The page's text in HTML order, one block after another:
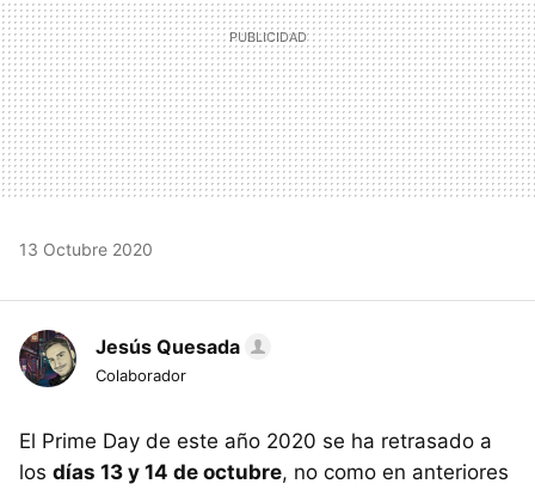
13 Octubre 2020
Jesús Quesada
Colaborador
El Prime Day de este año 2020 se ha retrasado a
los días 13 y 14 de octubre, no como en anteriores